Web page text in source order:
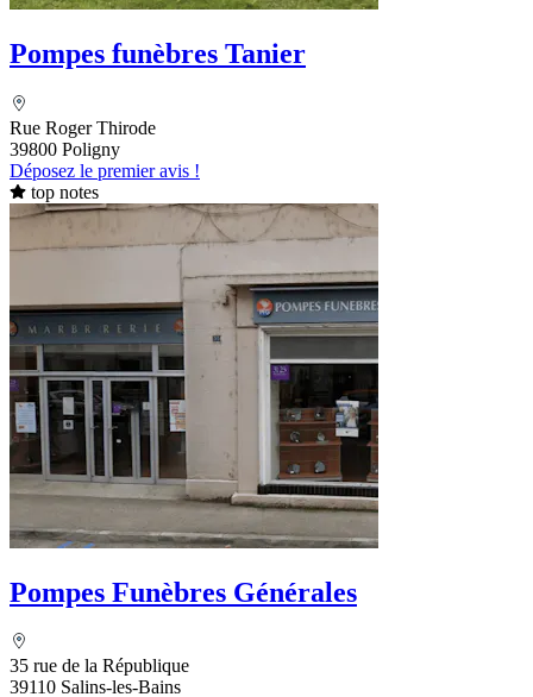
Pompes funèbres Tanier
Rue Roger Thirode
39800 Poligny
Déposez le premier avis !
top notes
Pompes Funèbres Générales
35 rue de la République
39110 Salins-les-Bains